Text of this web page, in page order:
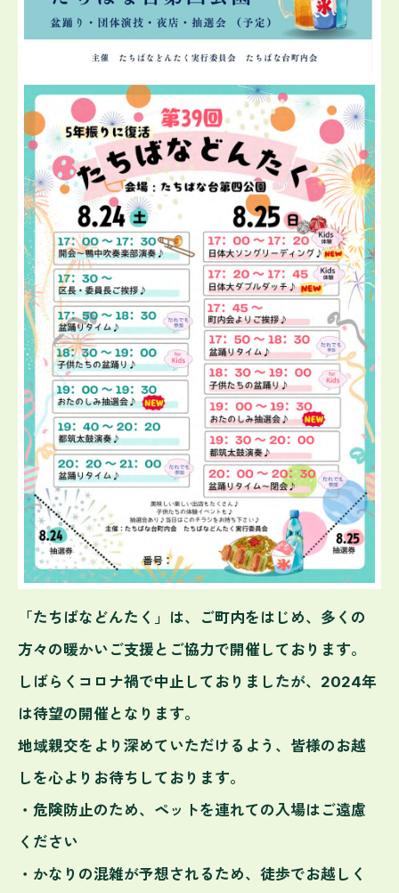
「たちばなどんたく」は、ご町内をはじめ、多くの
方々の暖かいご支援とご協力で開催しております。
しばらくコロナ禍で中止しておりましたが、2024年
は待望の開催となります。
地域親交をより深めていただけるよう、皆様のお越
しを心よりお待ちしております。
・危険防止のため、ペットを連れての入場はご遠慮
ください
・かなりの混雑が予想されるため、徒歩でお越しく